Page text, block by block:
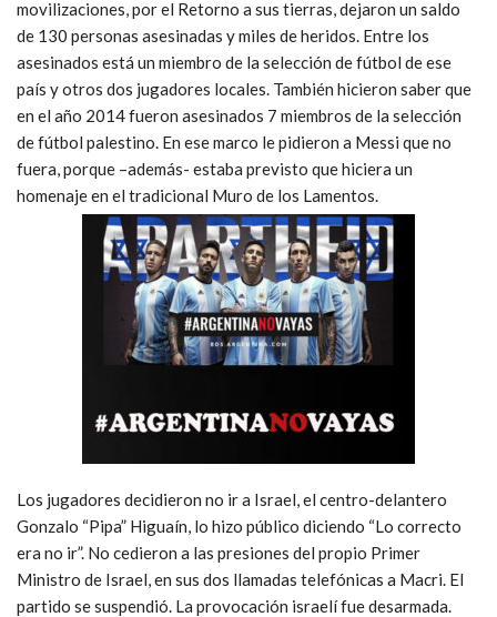
movilizaciones, por el Retorno a sus tierras, dejaron un saldo
de 130 personas asesinadas y miles de heridos. Entre los
asesinados está un miembro de la selección de fútbol de ese
país y otros dos jugadores locales. También hicieron saber que
en el año 2014 fueron asesinados 7 miembros de la selección
de fútbol palestino. En ese marco le pidieron a Messi que no
fuera, porque –además- estaba previsto que hiciera un
homenaje en el tradicional Muro de los Lamentos.
Los jugadores decidieron no ir a Israel, el centro-delantero
Gonzalo “Pipa” Higuaín, lo hizo público diciendo “Lo correcto
era no ir”. No cedieron a las presiones del propio Primer
Ministro de Israel, en sus dos llamadas telefónicas a Macri. El
partido se suspendió. La provocación israelí fue desarmada.